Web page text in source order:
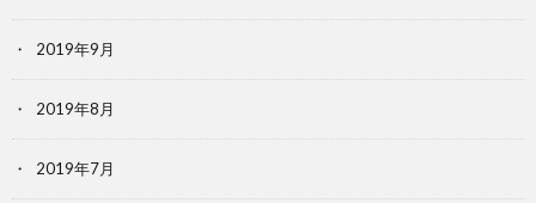
2019年9月
2019年8月
2019年7月